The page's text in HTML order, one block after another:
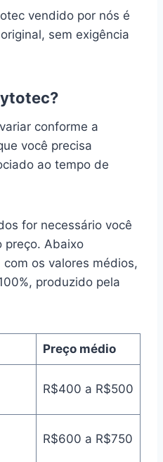
vendido por nós é
sem exigência
conforme a
você precisa
ao tempo de
for necessário você
preço. Abaixo
os valores médios,
produzido pela
Preço médio
R$400 a R$500
R$600 a R$750